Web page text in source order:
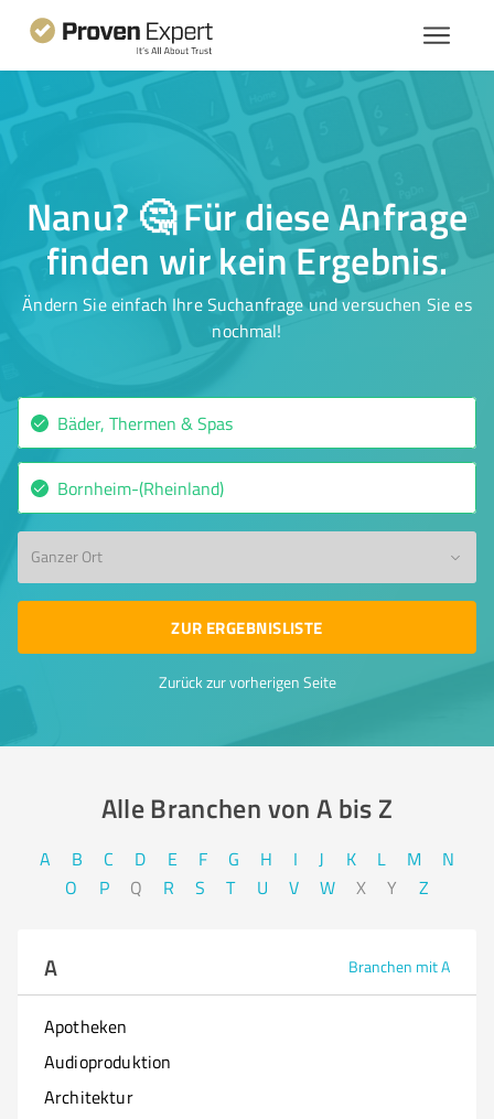
Nanu? 🤔 Für diese Anfrage
finden wir kein Ergebnis.
Ändern Sie einfach Ihre Suchanfrage und versuchen Sie es
nochmal!
Ganzer Ort
ZUR ERGEBNISLISTE
Zurück zur vorherigen Seite
Alle Branchen von A bis Z​
A B C D E F G H I J K L M
N
O
P Q R S T U V W X Y Z
A Branchen mit A
Apotheken
Audioproduktion
Architektur